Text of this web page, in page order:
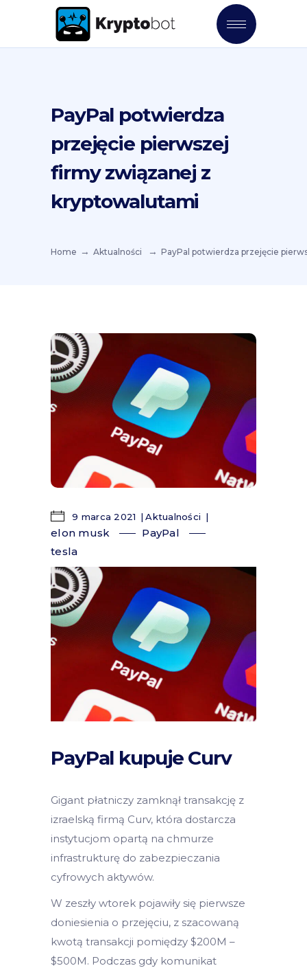
PayPal potwierdza
przejęcie pierwszej
firmy związanej z
kryptowalutami
Home Aktualności PayPal potwierdza przejęcie
9 marca 2021 Aktualności
elon musk
PayPal
tesla
PayPal kupuje Curv
Gigant płatniczy zamknął transakcję z
izraelską firmą Curv, która dostarcza
instytucjom opartą na chmurze
infrastrukturę do zabezpieczania
cyfrowych aktywów.
W zeszły wtorek pojawiły się pierwsze
doniesienia o przejęciu, z szacowaną
kwotą transakcji pomiędzy $200M –
$500M. Podczas gdy komunikat